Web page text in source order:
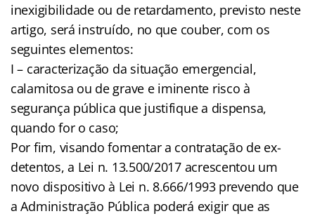
inexigibilidade ou de retardamento, previsto neste
artigo, será instruído, no que couber, com os
seguintes elementos:
I – caracterização da situação emergencial,
calamitosa ou de grave e iminente risco à
segurança pública que justifique a dispensa,
quando for o caso;
Por fim, visando fomentar a contratação de ex-
detentos, a Lei n. 13.500/2017 acrescentou um
novo dispositivo à Lei n. 8.666/1993 prevendo que
a Administração Pública poderá exigir que as